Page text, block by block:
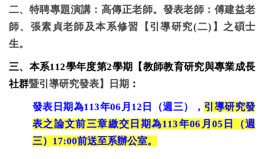
二、特聘專題演講：高傳正老師。發表老師：傅建益老
師、張素貞老師及本系修習【引導研究(二) 】之碩士
生。
三、本系112學年度第2學期【教師教育研究與專業成長
社群暨引導研究發表】日期 ：
發表日期為113年06月12日（週三）， 引導研究發
表之論文前三章繳交日期為113年06月05日（週
三）17:00前送至系辦公室。